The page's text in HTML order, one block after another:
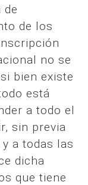
de
de los
no se
bien existe
está
a todo el
sin previa
a todas las
dicha
que tiene